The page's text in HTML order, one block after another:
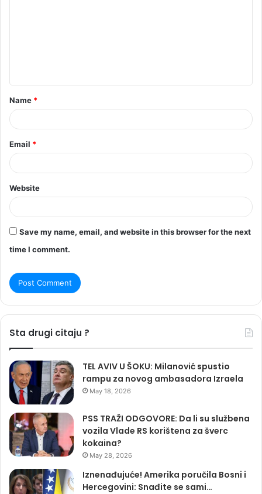
t
*
Name *
Email *
Website
Save my name, email, and website in this browser for the next
time I comment.
Sta drugi citaju ?
TEL AVIV U ŠOKU: Milanović spustio
rampu za novog ambasadora Izraela
May 18, 2026
PSS TRAŽI ODGOVORE: Da li su službena
vozila Vlade RS korištena za šverc
kokaina?
May 28, 2026
Iznenađujuće! Amerika poručila Bosni i
Hercegovini: Snađite se sami…